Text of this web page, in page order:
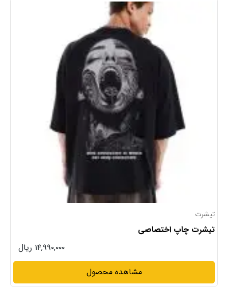
تیشرت
تیشرت چاپ اختصاصی
۱۴,۹۹۰,۰۰۰ ریال
مشاهده محصول